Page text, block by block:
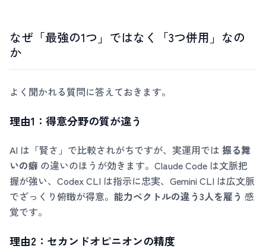
なぜ「最強の1つ」ではなく「3つ併用」なの
か
よく聞かれる質問に答えておきます。
理由1：得意分野の質が違う
AI は「賢さ」で比較されがちですが、実運用では 振る舞
いの癖 の違いのほうが効きます。Claude Code は文脈把
握が強い、Codex CLI は指示に忠実、Gemini CLI は広文脈
でざっくり俯瞰が得意。 能力ベクトルの違う3人を雇う 感
覚です。
理由2：セカンドオピニオンの精度